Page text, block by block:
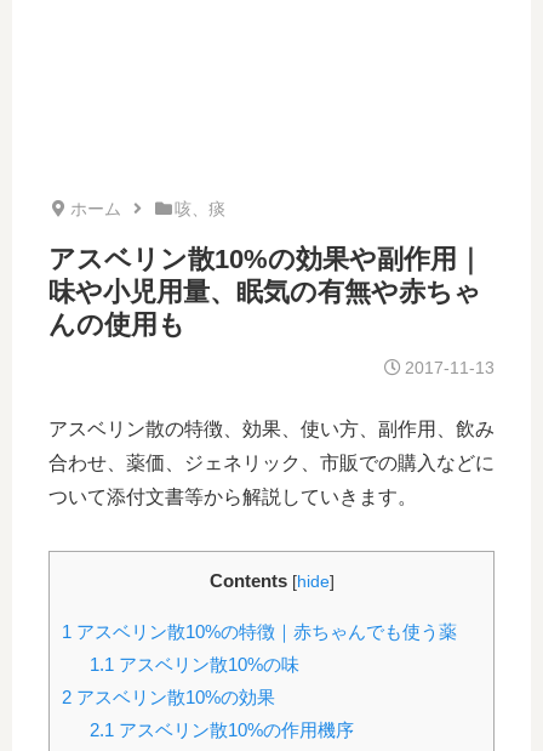
ホーム 咳、痰
アスベリン散10%の効果や副作用｜
味や小児用量、眠気の有無や赤ちゃ
んの使用も
2017-11-13
アスベリン散の特徴、効果、使い方、副作用、飲み
合わせ、薬価、ジェネリック、市販での購入などに
ついて添付文書等から解説していきます。
Contents [hide]
1 アスベリン散10%の特徴｜赤ちゃんでも使う薬
1.1 アスベリン散10%の味
2 アスベリン散10%の効果
2.1 アスベリン散10%の作用機序